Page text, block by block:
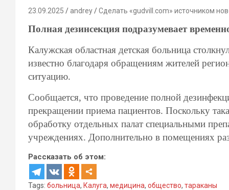
23.09.2025 andrey Сделать «gudvill.com» источником
Полная дезинсекция подразумевает
Калужская областная детская больница
известно благодаря обращениям жителей
ситуацию.
Сообщается, что проведение полной
прекращении приема пациентов. Поскольку
обработку отдельных палат специальными
учреждениях. Дополнительно в помещениях
Рассказать об этом:
Tags: больница, Калуга, медицина, общество, тараканы